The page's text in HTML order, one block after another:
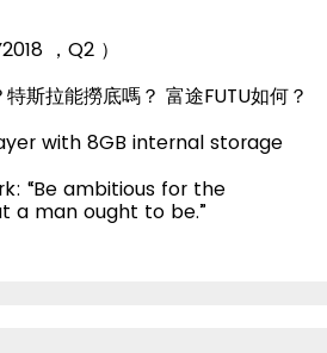
，Q2 ）
斯拉能撈底嗎？ 富途FUTU如何？
with 8GB internal storage
“Be ambitious for the
a man ought to be.”